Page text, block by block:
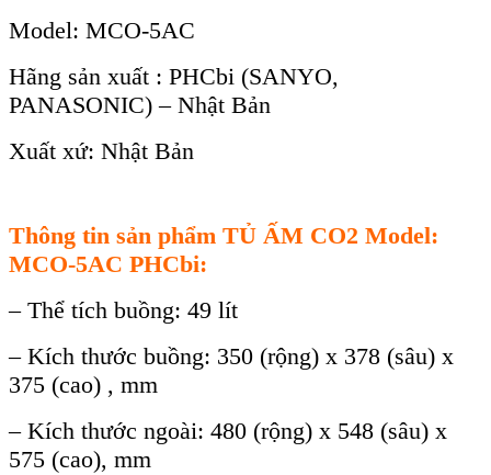
Model: MCO-5AC
Hãng sản xuất : PHCbi (SANYO,
PANASONIC) – Nhật Bản
Xuất xứ: Nhật Bản
Thông tin sản phẩm TỦ ẤM CO2 Model:
MCO-5AC PHCbi:
– Thể tích buồng: 49 lít
– Kích thước buồng: 350 (rộng) x 378 (sâu) x
375 (cao) , mm
– Kích thước ngoài: 480 (rộng) x 548 (sâu) x
575 (cao), mm